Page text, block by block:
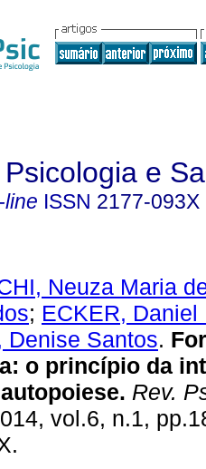
e
line ISSN 2177-093X
Neuza Maria
; ECKER, Daniel
Denise Santos.
: o princípio da
. Rev.
vol.6, n.1,